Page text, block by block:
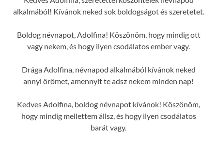
alkalmából! Kívánok neked sok boldogságot és szeretetet.
Boldog névnapot, Adolfina! Köszönöm, hogy mindig ott
vagy nekem, és hogy ilyen csodálatos ember vagy.
Drága Adolfina, névnapod alkalmából kívánok neked
annyi örömet, amennyit te adsz nekem minden nap!
Kedves Adolfina, boldog névnapot kívánok! Köszönöm,
hogy mindig mellettem állsz, és hogy ilyen csodálatos
barát vagy.